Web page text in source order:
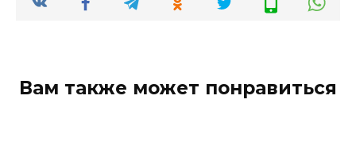
Вам также может понравиться